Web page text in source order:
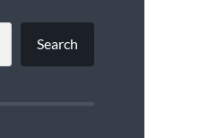
Search